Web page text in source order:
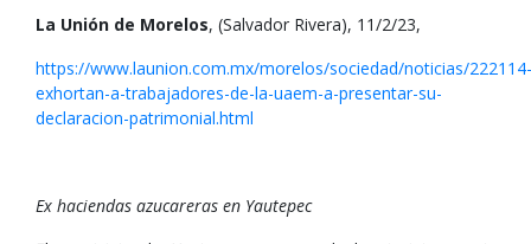
La Unión de Morelos, (Salvador Rivera), 11/2/23,
https://www.launion.com.mx/morelos/sociedad/noticias/222114-
exhortan-a-trabajadores-de-la-uaem-a-presentar-su-
declaracion-patrimonial.html
Ex haciendas azucareras en Yautepec